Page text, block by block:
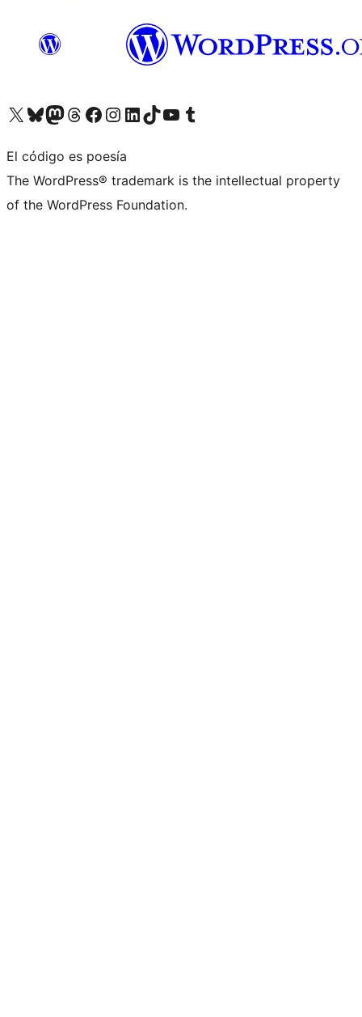
Visita nuestra cuenta de X (anteriormente Twitter)
Visita nuestra cuenta de Bluesky
Visita nuestra cuenta de Mastodon
Visita nuestra cuenta de Threads
Visita nuestra página de Facebook
Visita nuestra cuenta de Instagram
Visita nuestra cuenta de LinkedIn
Visita nuestra cuenta de TikTok
Visita nuestro canal de YouTube
Visita nuestra cuenta de Tumblr
El código es poesía
The WordPress® trademark is the intellectual property
of the WordPress Foundation.